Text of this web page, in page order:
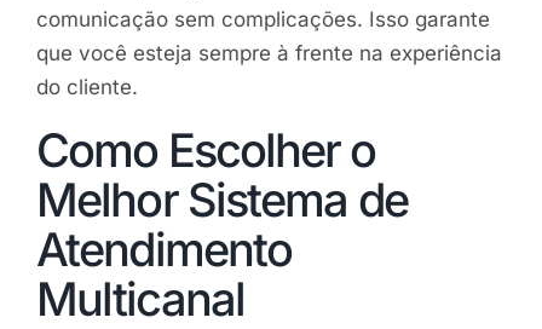
comunicação sem complicações. Isso garante
que você esteja sempre à frente na experiência
do cliente.
Como Escolher o
Melhor Sistema de
Atendimento
Multicanal